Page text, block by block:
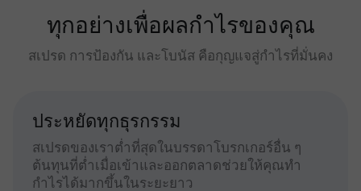
ทุกอย่างเพื่อผลกำไรของคุณ
สเปรด การป้องกัน และโบนัส คือกุญแจสู่กำไรที่มั่นคง
ประหยัดทุกธุรกรรม
สเปรดของเราต่ำที่สุดในบรรดาโบรกเกอร์อื่น ๆ
ต้นทุนที่ต่ำเมื่อเข้าและออกตลาดช่วยให้คุณทำ
กำไรได้มากขึ้นในระยะยาว